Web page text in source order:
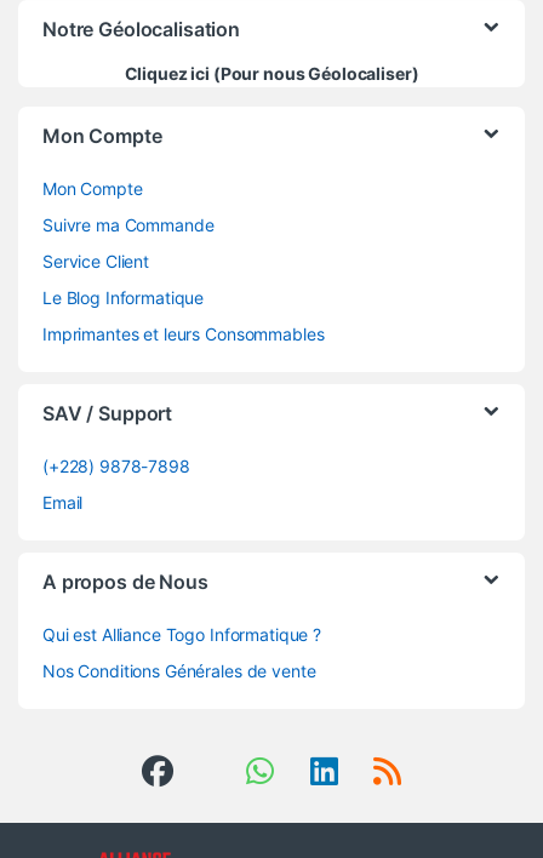
Notre Géolocalisation
Cliquez ici (Pour nous Géolocaliser)
Mon Compte
Mon Compte
Suivre ma Commande
Service Client
Le Blog Informatique
Imprimantes et leurs Consommables
SAV / Support
(+228) 9878-7898
Email
A propos de Nous
Qui est Alliance Togo Informatique ?
Nos Conditions Générales de vente